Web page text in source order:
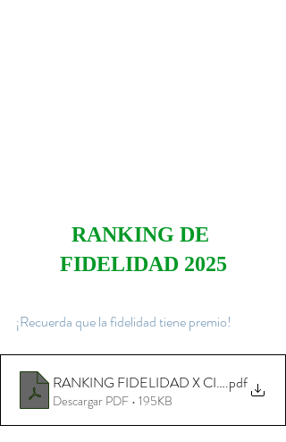
RANKING DE
FIDELIDAD 2025
¡Recuerda que la fidelidad tiene premio!
RANKING FIDELIDAD X CIRCUITO
.pdf
Descargar PDF • 195KB